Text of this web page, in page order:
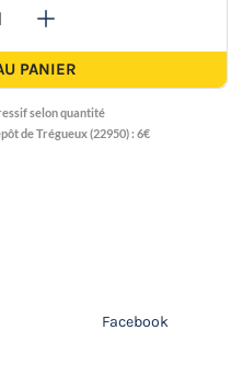
+
PANIER
selon quantité
de Trégueux (22950) : 6€
Facebook